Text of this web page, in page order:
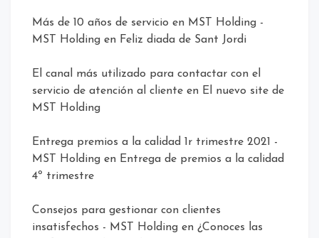
Más de 10 años de servicio en MST Holding -
MST Holding en Feliz diada de Sant Jordi
El canal más utilizado para contactar con el
servicio de atención al cliente en El nuevo site de
MST Holding
Entrega premios a la calidad 1r trimestre 2021 -
MST Holding en Entrega de premios a la calidad
4º trimestre
Consejos para gestionar con clientes
insatisfechos - MST Holding en ¿Conoces las